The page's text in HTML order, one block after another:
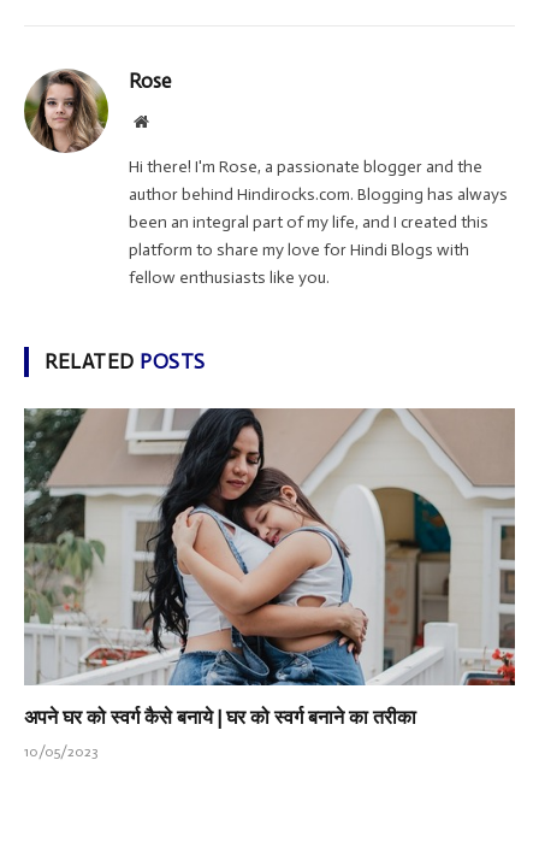
Rose
Website
Hi there! I'm Rose, a passionate blogger and the
author behind Hindirocks.com. Blogging has always
been an integral part of my life, and I created this
platform to share my love for Hindi Blogs with
fellow enthusiasts like you.
RELATED POSTS
अपने घर को स्वर्ग कैसे बनाये | घर को स्वर्ग बनाने का तरीका
10/05/2023